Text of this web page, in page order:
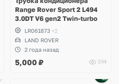
Range Rover Sport 2 L494
3.0DT V6 gen2 Twin-turbo
LR061873 +2
LAND ROVER
2 года назад
5,000 ₽ 594